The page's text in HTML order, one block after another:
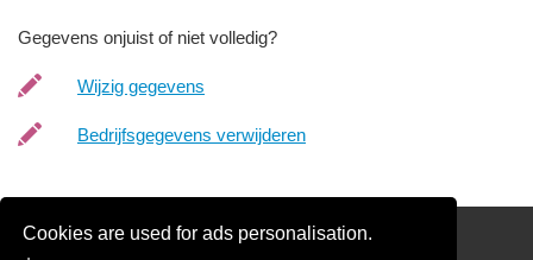
Cookies are used for ads personalisation.
Gegevens onjuist of niet volledig?
Wijzig gegevens
Bedrijfsgegevens verwijderen
Schilder Offerte Aanvragen